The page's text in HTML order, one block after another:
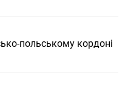
польському кордоні